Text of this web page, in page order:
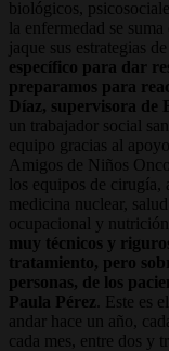
biológicos,
la enfermedad se
jaque sus estrategias
específico para dar
preparamos para
Díaz, supervisora de
un trabajador social
equipo gracias al
Amigos de Niños
los equipos de cirugía,
medicina nuclear,
ocupacional y nutrición.
muy técnicos y
tratamiento, pero
personas, de los
Paula Pérez . Este es
andar hace un año,
cada mes, entre dos y